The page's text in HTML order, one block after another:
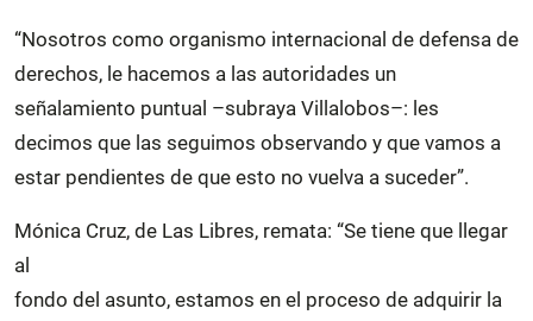
“Nosotros como organismo internacional de defensa de
derechos, le hacemos a las autoridades un
señalamiento puntual –subraya Villalobos–: les
decimos que las seguimos observando y que vamos a
estar pendientes de que esto no vuelva a suceder”.
Mónica Cruz, de Las Libres, remata: “Se tiene que llegar
al
fondo del asunto, estamos en el proceso de adquirir la